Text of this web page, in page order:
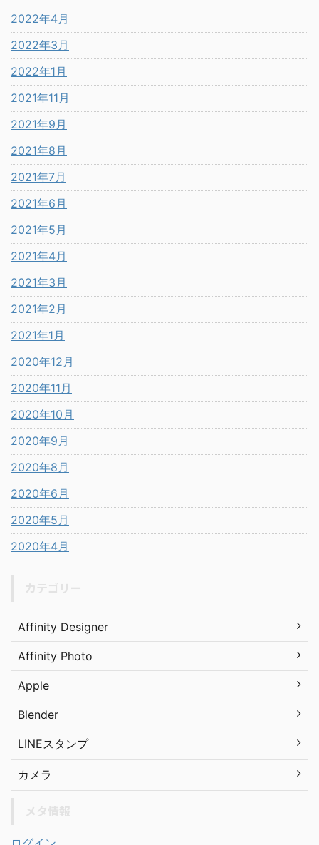
2022年4月
2022年3月
2022年1月
2021年11月
2021年9月
2021年8月
2021年7月
2021年6月
2021年5月
2021年4月
2021年3月
2021年2月
2021年1月
2020年12月
2020年11月
2020年10月
2020年9月
2020年8月
2020年6月
2020年5月
2020年4月
Affinity Designer
Affinity Photo
Apple
Blender
LINEスタンプ
カメラ